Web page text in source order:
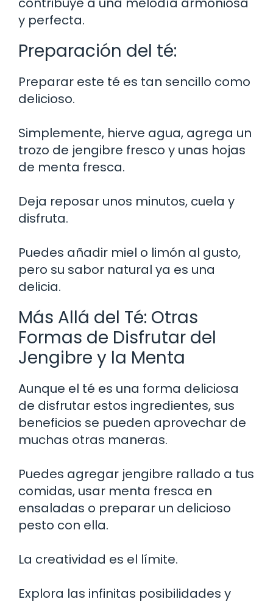
y perfecta.
Preparación del té:
Preparar este té es tan sencillo como
delicioso.
Simplemente, hierve agua, agrega un
trozo de jengibre fresco y unas hojas
de menta fresca.
Deja reposar unos minutos, cuela y
disfruta.
Puedes añadir miel o limón al gusto,
pero su sabor natural ya es una
delicia.
Más Allá del Té: Otras
Formas de Disfrutar del
Jengibre y la Menta
Aunque el té es una forma deliciosa
de disfrutar estos ingredientes, sus
beneficios se pueden aprovechar de
muchas otras maneras.
Puedes agregar jengibre rallado a tus
comidas, usar menta fresca en
ensaladas o preparar un delicioso
pesto con ella.
La creatividad es el límite.
Explora las infinitas posibilidades y